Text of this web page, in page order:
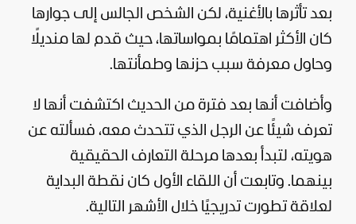
بعد تأثرها بالأغنية، لكن الشخص الجالس إلى جوارها
كان الأكثر اهتمامًا بمواساتها، حيث قدم لها منديلًا
وحاول معرفة سبب حزنها وطمأنتها.
وأضافت أنها بعد فترة من الحديث اكتشفت أنها لا
تعرف شيئًا عن الرجل الذي تتحدث معه، فسألته عن
هويته، لتبدأ بعدها مرحلة التعارف الحقيقية
بينهما. وتابعت أن اللقاء الأول كان نقطة البداية
لعلاقة تطورت تدريجيًا خلال الأشهر التالية.